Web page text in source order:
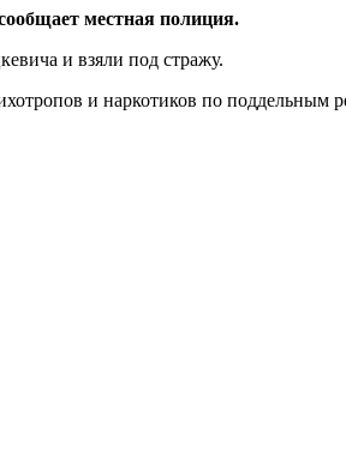
местная полиция.
и взяли под стражу.
и наркотиков по поддельным